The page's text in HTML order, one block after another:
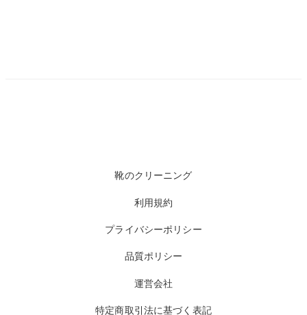
靴のクリーニング
利用規約
プライバシーポリシー
品質ポリシー
運営会社
特定商取引法に基づく表記